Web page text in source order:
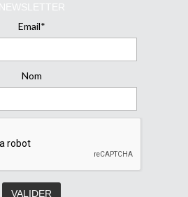
NEWSLETTER
Email*
Nom